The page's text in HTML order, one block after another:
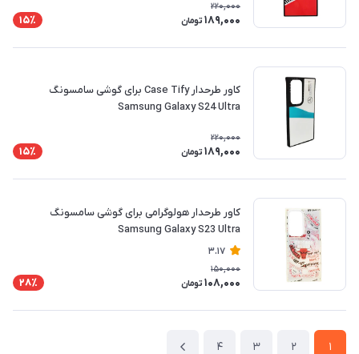
220,000
189,000 تومان 15٪
کاور طرحدار Case Tify برای گوشی سامسونگ
Samsung Galaxy S24 Ultra
220,000
189,000 تومان 15٪
کاور طرحدار هولوگرامی برای گوشی سامسونگ
Samsung Galaxy S23 Ultra
3.17
150,000
108,000 تومان 28٪
1
2
3
4